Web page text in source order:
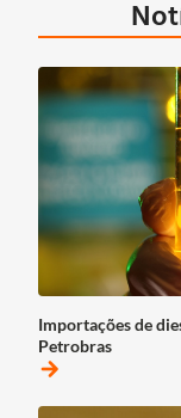
Importações de
Petrobras
arrow_forward